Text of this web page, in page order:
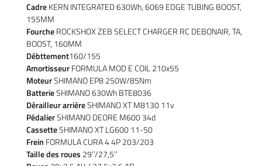
Accueil
Vélos
CadreKERN INTEGRATED 630Wh, 6069 EDGE TUBING BOOST,
155MM
FourcheROCKSHOX ZEB SELECT CHARGER RC DEBONAIR, TA,
BOOST, 160MM
Débttement160/155
AmortisseurFORMULA MOD E COIL 210x55
MoteurSHIMANO EP8 250W/85Nm
BatterieSHIMANO 630Wh BTE8036
Dérailleur arrièreSHIMANO XT M8130 11v
PédalierSHIMANO DEORE M600 34d
CassetteSHIMANO XT LG600 11-50
Frein FORMULA CURA 4 4P 203/203
Taille des roues 29’’/27,5’’